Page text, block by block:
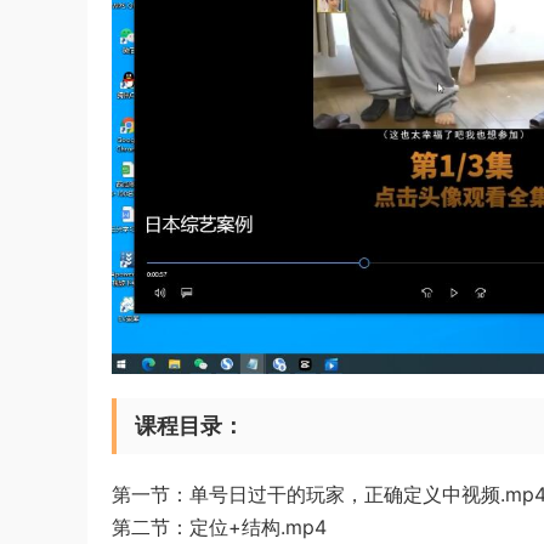
课程目录：
第一节：单号日过干的玩家，正确定义中视频
第二节：定位+结构.mp4